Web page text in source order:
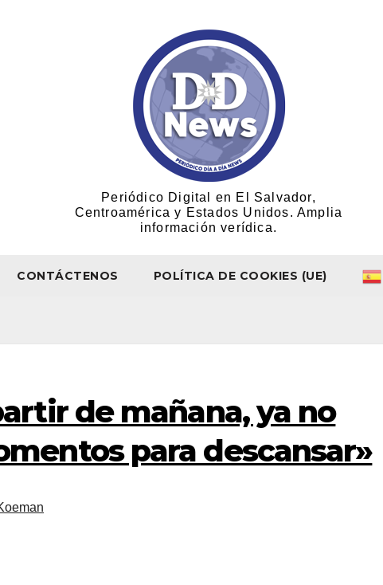
Periódico Digital en El Salvador,
Centroamérica y Estados Unidos. Amplia
información verídica.
CONTÁCTENOS POLÍTICA DE COOKIES (UE)
de mañana, ya no
para descansar»